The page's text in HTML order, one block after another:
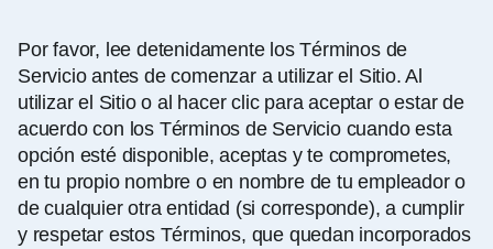
Por favor, lee detenidamente los Términos de
Servicio antes de comenzar a utilizar el Sitio. Al
utilizar el Sitio o al hacer clic para aceptar o estar de
acuerdo con los Términos de Servicio cuando esta
opción esté disponible, aceptas y te comprometes,
en tu propio nombre o en nombre de tu empleador o
de cualquier otra entidad (si corresponde), a cumplir
y respetar estos Términos, que quedan incorporados